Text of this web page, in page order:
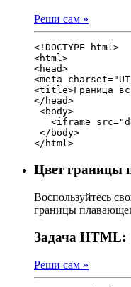
Реши сам »
<!DOCTYPE html>
<html>
<head>
<meta
<title>Граница
</head>
<body>
<iframe
</body>
</html>
Цвет границы
Воспользуйтесь
границы
Задача HTML:
Реши сам »